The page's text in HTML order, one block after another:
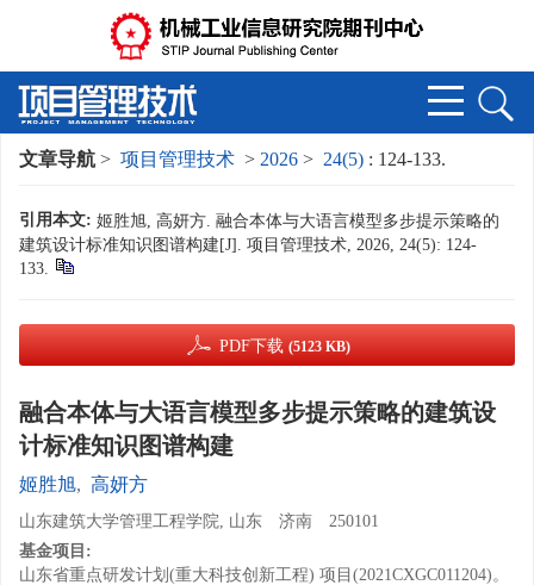
文章导航 > 项目管理技术 > 2026 > 24(5) : 124-133.
引用本文: 姬胜旭, 高妍方. 融合本体与大语言模型多步提示策略的
建筑设计标准知识图谱构建[J]. 项目管理技术, 2026, 24(5): 124-
133.
PDF下载 (5123 KB)
融合本体与大语言模型多步提示策略的建筑设
计标准知识图谱构建
姬胜旭, 高妍方
山东建筑大学管理工程学院, 山东 济南 250101
基金项目:
山东省重点研发计划(重大科技创新工程) 项目(2021CXGC011204)。